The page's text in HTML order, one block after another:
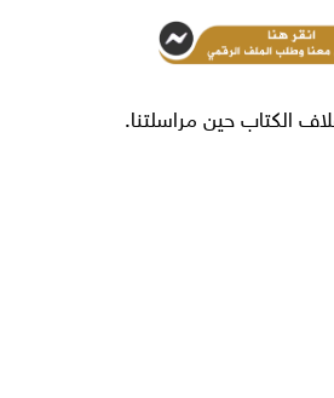
الكتاب حين مراسلتنا.